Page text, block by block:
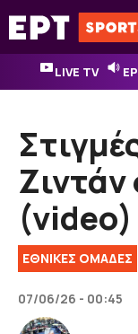
Μετάβαση
σε
περιεχόμενο
LIVE TV
(video)
ΕΘΝΙΚΈΣ ΟΜΆΔΕΣ
07/06/26 - 00:45